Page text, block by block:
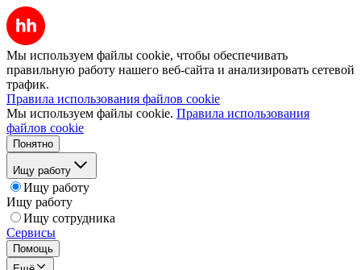
Мы используем файлы cookie, чтобы обеспечивать
правильную работу нашего веб-сайта и анализировать сетевой
трафик.
Правила использования файлов cookie
Мы используем файлы cookie. Правила использования
файлов cookie
Понятно
Ищу работу
Ищу работу
Ищу работу
Ищу сотрудника
Сервисы
Помощь